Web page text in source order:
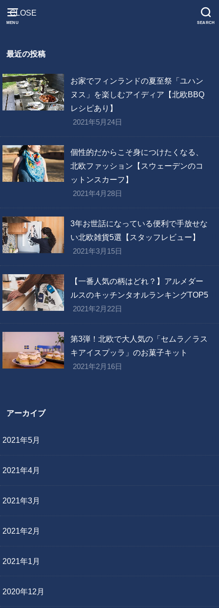
MENU
CLOSE
最近の投稿
お家でフィンランドの夏至祭「ユハン
ヌス」を楽しむアイディア【北欧BBQ
レシピあり】
2021年5月24日
個性的だからこそ身につけたくなる、
北欧ファッション【スウェーデンのコ
ットンスカーフ】
2021年4月28日
3年お世話になっている便利で手放せな
い北欧雑貨5選【スタッフレビュー】
2021年3月15日
【一番人気の柄はどれ？】アルメダー
ルスのキッチンタオルランキングTOP5
2021年2月22日
第3弾！北欧で大人気の「セムラ／ラス
キアイスプッラ」のお菓子キット
2021年2月16日
アーカイブ
2021年5月
2021年4月
2021年3月
2021年2月
2021年1月
2020年12月
SEARCH